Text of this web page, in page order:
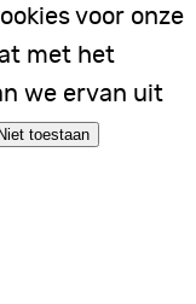
voor onze
met het
we ervan uit
Niet toestaan